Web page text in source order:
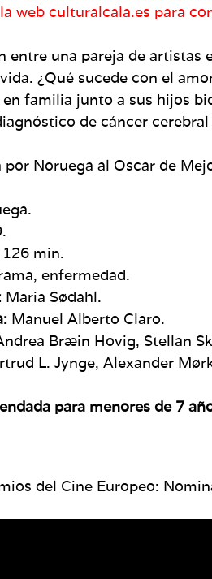
web culturalcala.es para
entre una pareja de artistas
¿Qué sucede con el
familia junto a sus hijos
de cáncer
por Noruega al Oscar de
126 min.
enfermedad.
Maria Sødahl.
Manuel Alberto Claro.
Bræin Hovig, Stellan
L. Jynge, Alexander
para menores de 7
del Cine Europeo: